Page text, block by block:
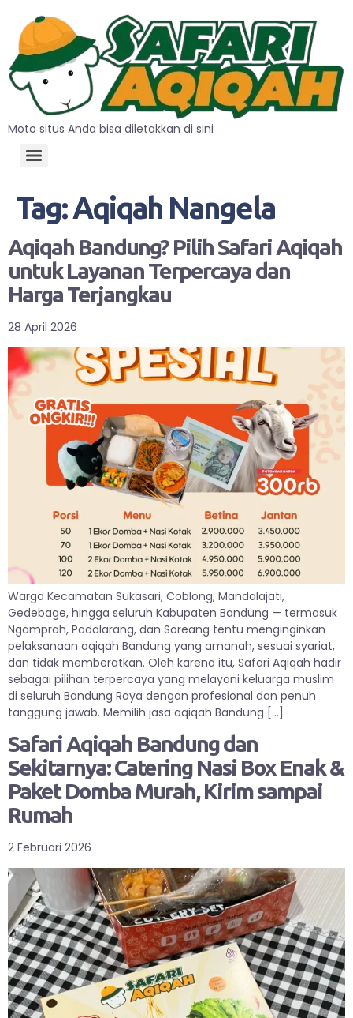
Moto situs Anda bisa diletakkan di sini
Tag:Aqiqah Nangela
Aqiqah Bandung? Pilih Safari Aqiqah
untuk Layanan Terpercaya dan
Harga Terjangkau
28 April 2026
Warga Kecamatan Sukasari, Coblong, Mandalajati,
Gedebage, hingga seluruh Kabupaten Bandung — termasuk
Ngamprah, Padalarang, dan Soreang tentu menginginkan
pelaksanaan aqiqah Bandung yang amanah, sesuai syariat,
dan tidak memberatkan. Oleh karena itu, Safari Aqiqah hadir
sebagai pilihan terpercaya yang melayani keluarga muslim
di seluruh Bandung Raya dengan profesional dan penuh
tanggung jawab. Memilih jasa aqiqah Bandung […]
Safari Aqiqah Bandung dan
Sekitarnya: Catering Nasi Box Enak &
Paket Domba Murah, Kirim sampai
Rumah
2 Februari 2026